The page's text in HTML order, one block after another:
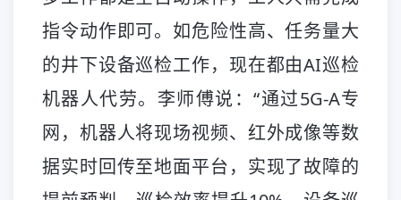
指令动作即可。如危险性高、任务量大
的井下设备巡检工作，现在都由AI巡检
机器人代劳。李师傅说：“通过5G-A专
网，机器人将现场视频、红外成像等数
据实时回传至地面平台，实现了故障的